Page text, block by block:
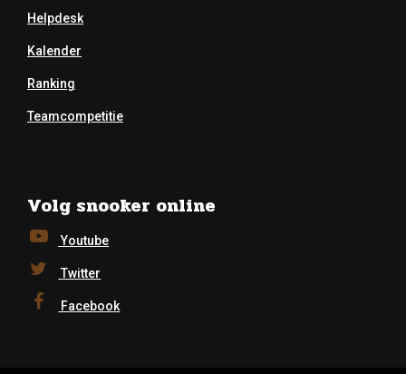
Helpdesk
Kalender
Ranking
Teamcompetitie
Volg snooker online
Youtube
Twitter
Facebook